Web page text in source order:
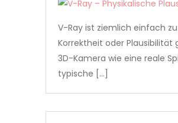
V-Ray ist ziemlich einfach
Korrektheit oder Plausibilität
3D-Kamera wie eine reale
typische […]